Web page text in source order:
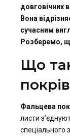
довговічних
Вона
сучасним
Розберемо,
Що
Фальцева
листи
спеціального